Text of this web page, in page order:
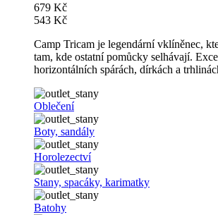
679 Kč
543 Kč
Camp Tricam je legendární vklíněnec,
tam, kde ostatní pomůcky selhávají.
horizontálních spárách, dírkách a
Oblečení
Boty, sandály
Horolezectví
Stany, spacáky, karimatky
Batohy